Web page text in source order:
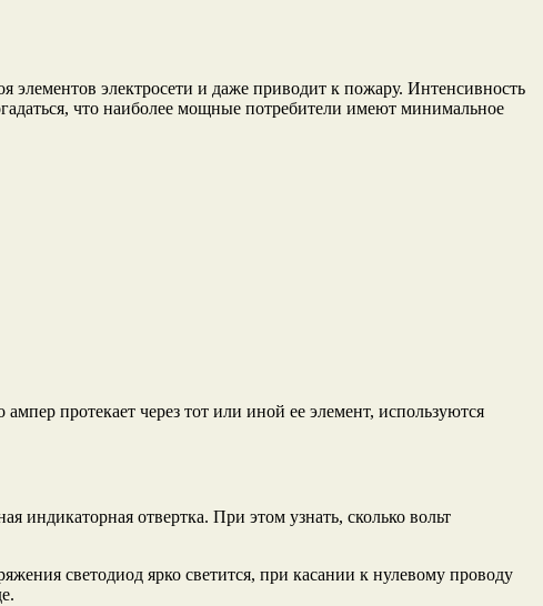
элементов электросети и даже приводит к пожару. Интенсивность
что наиболее мощные потребители имеют минимальное
протекает через тот или иной ее элемент, используются
индикаторная отвертка. При этом узнать, сколько вольт
светодиод ярко светится, при касании к нулевому проводу